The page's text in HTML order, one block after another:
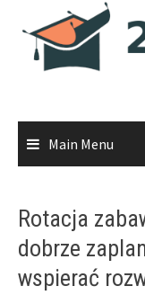
content
Main Menu
Rotacja
dobrze
wspierać